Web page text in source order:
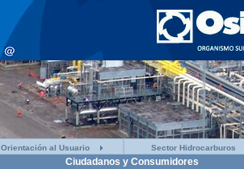
Orientación al Usuario Sector Hidrocarburos
Ciudadanos y Consumidores